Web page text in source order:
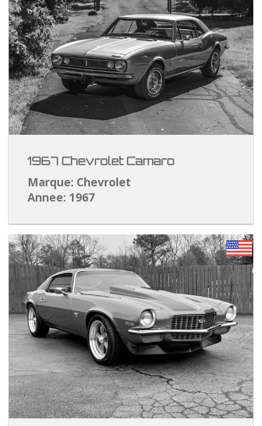
1967 Chevrolet Camaro
Marque: Chevrolet
Annee: 1967